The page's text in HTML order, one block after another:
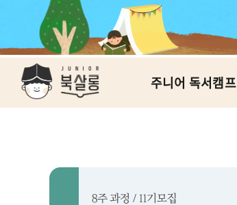
주니어 독서캠프